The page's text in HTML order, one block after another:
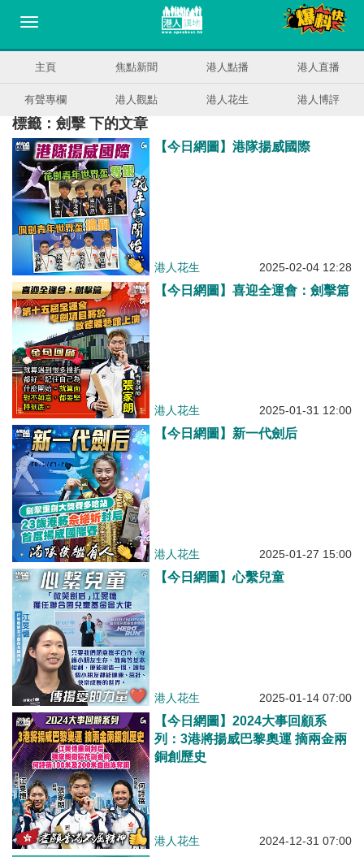
主頁 焦點新聞 港人點播 港人直播
有聲專欄 港人觀點 港人花生 港人博評
標籤：劍擊 下的文章
【今日網圖】港隊揚威國際
港人花生 2025-02-04 12:28
【今日網圖】喜迎全運會：劍擊篇
港人花生 2025-01-31 12:00
【今日網圖】新一代劍后
港人花生 2025-01-27 15:00
【今日網圖】心繫兒童
港人花生 2025-01-14 07:00
【今日網圖】2024大事回顧系
列：3港將揚威巴黎奧運 摘兩金兩
銅創歷史
港人花生 2024-12-31 07:00